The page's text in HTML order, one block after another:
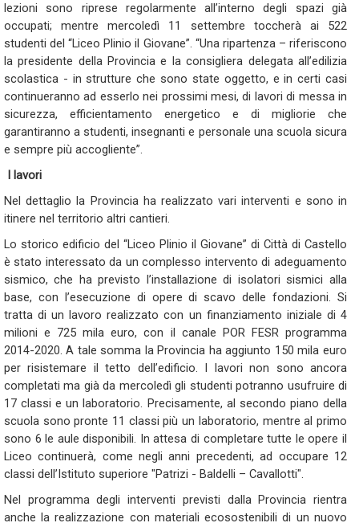
lezioni sono riprese regolarmente all’interno degli spazi già
occupati; mentre mercoledì 11 settembre toccherà ai 522
studenti del “Liceo Plinio il Giovane”. “Una ripartenza – riferiscono
la presidente della Provincia e la consigliera delegata all’edilizia
scolastica - in strutture che sono state oggetto, e in certi casi
continueranno ad esserlo nei prossimi mesi, di lavori di messa in
sicurezza, efficientamento energetico e di migliorie che
garantiranno a studenti, insegnanti e personale una scuola sicura
e sempre più accogliente”.
I lavori
Nel dettaglio la Provincia ha realizzato vari interventi e sono in
itinere nel territorio altri cantieri.
Lo storico edificio del “Liceo Plinio il Giovane” di Città di Castello
è stato interessato da un complesso intervento di adeguamento
sismico, che ha previsto l’installazione di isolatori sismici alla
base, con l’esecuzione di opere di scavo delle fondazioni. Si
tratta di un lavoro realizzato con un finanziamento iniziale di 4
milioni e 725 mila euro,con il canale POR FESRprogramma
2014-2020. A tale somma la Provincia ha aggiunto 150 mila euro
per risistemare il tetto dell’edificio. I lavori non sono ancora
completati ma già da mercoledì gli studenti potranno usufruire di
17 classi e un laboratorio. Precisamente, al secondo piano della
scuola sono pronte 11 classi più un laboratorio, mentre al primo
sono 6 le aule disponibili. In attesa di completare tutte le opere il
Liceo continuerà, come negli anni precedenti, ad occupare 12
classi dell’Istituto superiore "Patrizi - Baldelli – Cavallotti".
Nel programma degli interventi previsti dalla Provincia rientra
anche la realizzazione con materiali ecosostenibili di un nuovo